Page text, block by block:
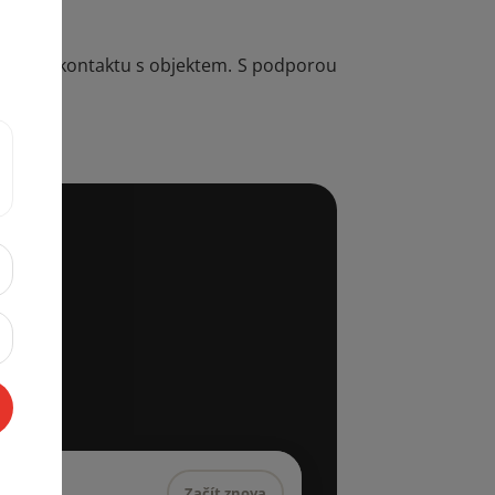
bez kontaktu s objektem. S podporou